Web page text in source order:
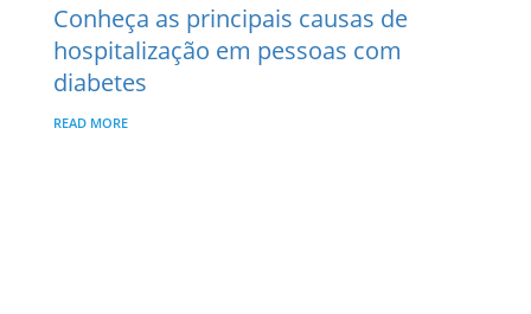
Conheça as principais causas de
hospitalização em pessoas com
diabetes
READ MORE